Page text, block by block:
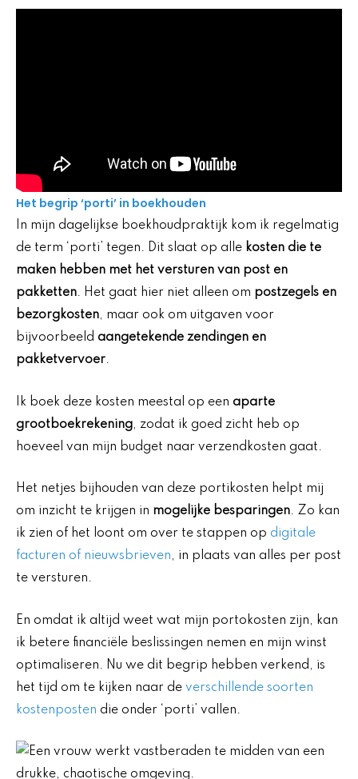
Het begrip ‘porti’ in boekhouden
In mijn dagelijkse boekhoudpraktijk kom ik regelmatig
de term ‘porti’ tegen. Dit slaat op alle kosten die te
maken hebben met het versturen van post en
pakketten. Het gaat hier niet alleen om postzegels en
bezorgkosten, maar ook om uitgaven voor
bijvoorbeeld aangetekende zendingen en
pakketvervoer.
Ik boek deze kosten meestal op een aparte
grootboekrekening, zodat ik goed zicht heb op
hoeveel van mijn budget naar verzendkosten gaat.
Het netjes bijhouden van deze portikosten helpt mij
om inzicht te krijgen in mogelijke besparingen. Zo kan
ik zien of het loont om over te stappen op digitale
facturen of nieuwsbrieven, in plaats van alles per post
te versturen.
En omdat ik altijd weet wat mijn portokosten zijn, kan
ik betere financiële beslissingen nemen en mijn winst
optimaliseren. Nu we dit begrip hebben verkend, is
het tijd om te kijken naar de verschillende soorten
kostenposten die onder ‘porti’ vallen.